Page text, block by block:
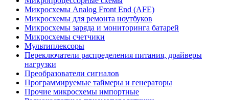
Микросхемы Analog Front End (AFE)
Микросхемы для ремонта ноутбуков
Микросхемы заряда и мониторинга батарей
Микросхемы счетчики
Мультиплексоры
Переключатели распределения питания, драйверы
нагрузки
Преобразователи сигналов
Программируемые таймеры и генераторы
Прочие микросхемы импортные